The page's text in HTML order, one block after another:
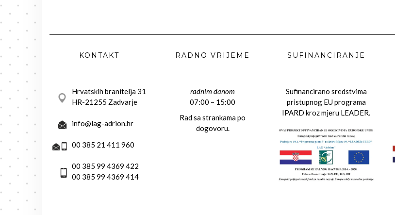
KONTAKT
Hrvatskih branitelja 31
HR-21255 Zadvarje
info@lag-adrion.hr
00 385 21 411 960
00 385 99 4369 422
00 385 99 4369 414
RADNO VRIJEME
radnim danom
07:00 – 15:00
Rad sa strankama po
dogovoru.
SUFINANCIRANJE
Sufinancirano sredstvima
pristupnog EU programa
IPARD kroz mjeru LEADER.